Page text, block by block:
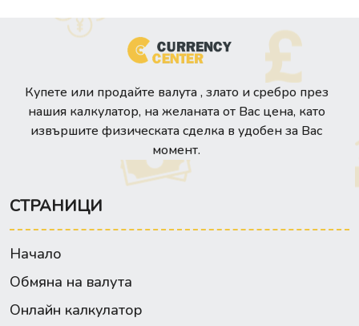
Купете или продайте валута , злато и сребро през
нашия калкулатор, на желаната от Вас цена, като
извършите физическата сделка в удобен за Вас
момент.
СТРАНИЦИ
Начало
Обмяна на валута
Онлайн калкулатор